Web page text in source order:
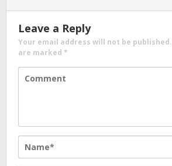
Leave a Reply
Your email address will not be published.
are marked *